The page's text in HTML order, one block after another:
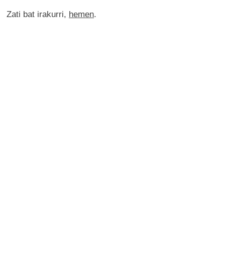
Zati bat irakurri, hemen.